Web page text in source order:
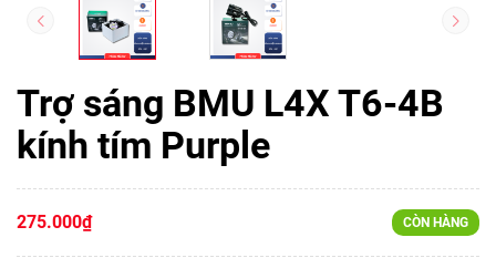
Trợ sáng BMU L4X T6-4B
kính tím Purple
275.000₫ CÒN HÀNG